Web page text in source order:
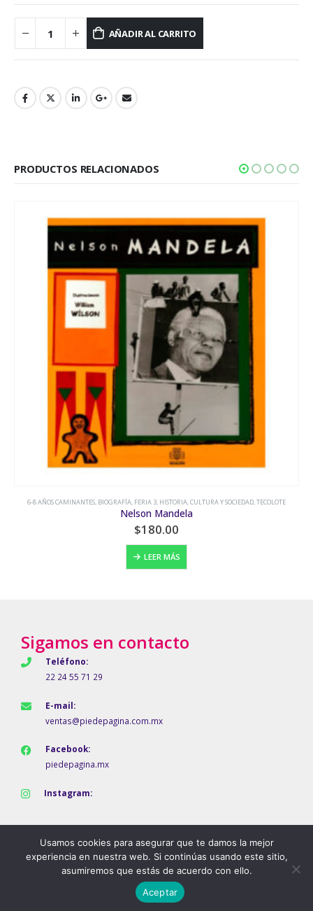
AÑADIR AL CARRITO
PRODUCTOS RELACIONADOS
6-8 AÑOS CAMINANTES, BIOGRAFÍA, FERIA 3, HISTORIA, CULTURA Y SOCIEDAD,TECOLOTE
Nelson Mandela
$180.00
LEER MÁS
Sigamos en contacto
Teléfono:
22 24 55 71 29
E-mail:
ventas@piedepagina.com.mx
Facebook:
piedepagina.mx
Instagram:
Pie de Página © 2024 | Puesta en línea por
Usamos cookies para asegurar que te damos la mejor
experiencia en nuestra web. Si continúas usando este sitio,
asumiremos que estás de acuerdo con ello.
Aceptar